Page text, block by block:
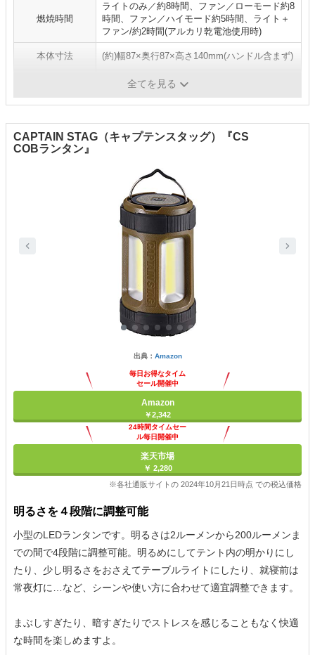
燃焼時間
ライトのみ／約8時間、ファン／ローモード約8
時間、ファン／ハイモード約5時間、ライト＋
ファン/約2時間(アルカリ乾電池使用時)
本体寸法 (約)幅87×奥行87×高さ140mm(ハンドル含まず)
（約）240g(乾電池含まず)
全てを見る
CAPTAIN STAG（キャプテンスタッグ）『CS
COBランタン』
出典： Amazon
毎日お得なタイム
セール開催中
Amazon
￥2,342
24時間タイムセー
ル毎日開催中
楽天市場
￥ 2,280
※各社通販サイトの 2024年10月21日時点 での税込価格
明るさを４段階に調整可能
小型のLEDランタンです。明るさは2ルーメンから200ルーメンま
での間で4段階に調整可能。明るめにしてテント内の明かりにし
たり、少し明るさをおさえてテーブルライトにしたり、就寝前は
常夜灯に…など、シーンや使い方に合わせて適宜調整できます。
まぶしすぎたり、暗すぎたりでストレスを感じることもなく快適
な時間を楽しめますよ。